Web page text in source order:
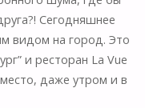
Сегодняшнее
видом на город. Это
и ресторан La Vue
даже утром и в